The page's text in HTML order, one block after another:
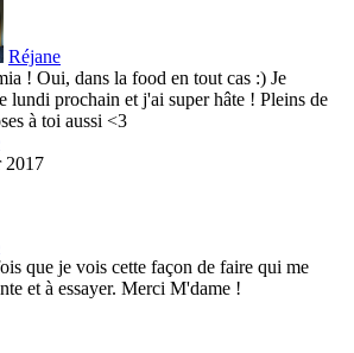
Réjane
! Oui, dans la food en tout cas :) Je
lundi prochain et j'ai super hâte ! Pleins de
à toi aussi <3
2017
que je vois cette façon de faire qui me
et à essayer. Merci M'dame !